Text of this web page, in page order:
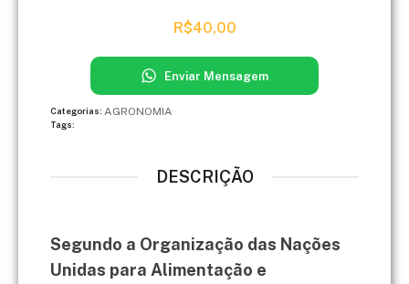
R$40,00
Enviar Mensagem
Categorias: AGRONOMIA
Tags:
DESCRIÇÃO
Segundo a Organização das Nações
Unidas para Alimentação e